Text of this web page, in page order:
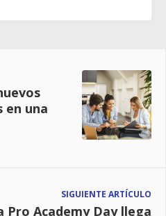
en una
SIGUIENTE ARTÍCULO
Pro Academy Day llega